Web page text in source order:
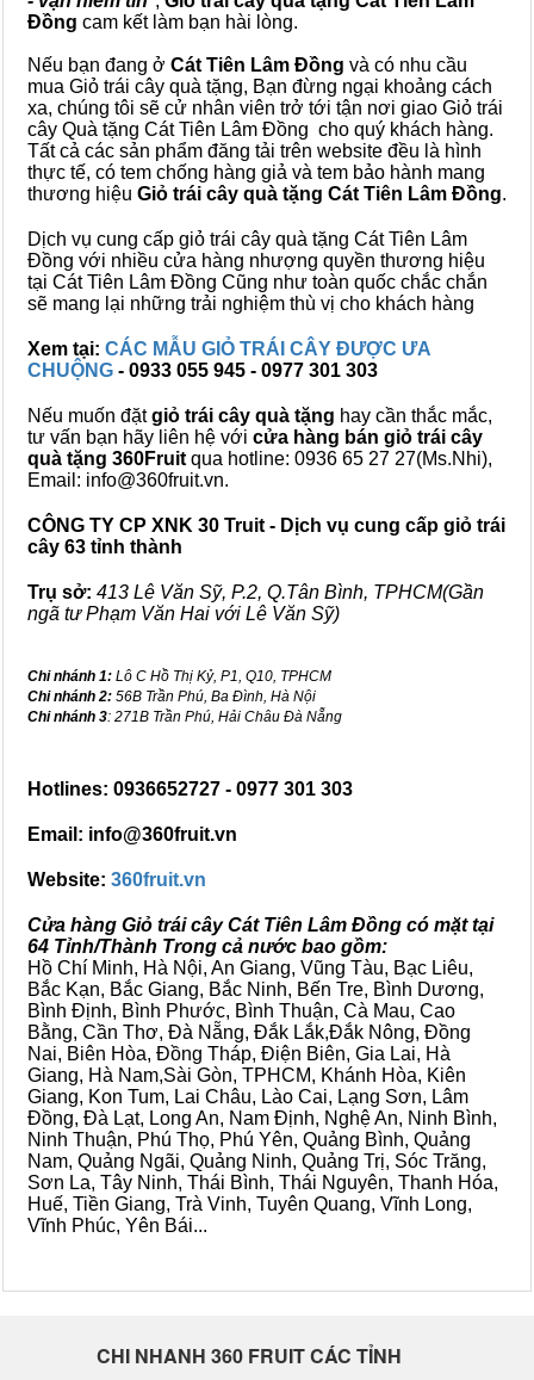
Đồng cam kết làm bạn hài lòng.
Nếu bạn đang ở Cát Tiên Lâm Đồng và có nhu cầu
mua Giỏ trái cây quà tặng, Bạn đừng ngại khoảng cách
xa, chúng tôi sẽ cử nhân viên trở tới tận nơi giao Giỏ trái
cây Quà tặng Cát Tiên Lâm Đồng cho quý khách hàng.
Tất cả các sản phẩm đăng tải trên website đều là hình
thực tế, có tem chống hàng giả và tem bảo hành mang
thương hiệu Giỏ trái cây quà tặng Cát Tiên Lâm Đồng.
Dịch vụ cung cấp giỏ trái cây quà tặng Cát Tiên Lâm
Đồng với nhiều cửa hàng nhượng quyền thương hiệu
tại Cát Tiên Lâm Đồng Cũng như toàn quốc chắc chắn
sẽ mang lại những trải nghiệm thù vị cho khách hàng
Xem tại: CÁC MẪU GIỎ TRÁI CÂY ĐƯỢC ƯA
CHUỘNG - 0933 055 945 - 0977 301 303
Nếu muốn đặtgiỏ trái cây quà tặng hay cần thắc mắc,
tư vấn bạn hãy liên hệ với cửa hàng bán giỏ trái cây
quà tặng 360Fruit qua hotline: 0936 65 27 27(Ms.Nhi),
Email: info@360fruit.vn.
CÔNG TY CP XNK 30 Truit - Dịch vụ cung cấp giỏ trái
cây 63 tỉnh thành
Trụ sở: 413 Lê Văn Sỹ, P.2, Q.Tân Bình, TPHCM(Gần
ngã tư Phạm Văn Hai với Lê Văn Sỹ)
Chi nhánh 1: Lô C Hồ Thị Kỷ, P1, Q10, TPHCM
Chi nhánh 2: 56B Trần Phú, Ba Đình, Hà Nội
Chi nhánh 3: 271B Trần Phú, Hải Châu Đà Nẵng
Hotlines: 0936652727 - 0977 301 303
Email: info@360fruit.vn
Website: 360fruit.vn
Cửa hàng Giỏ trái cây Cát Tiên Lâm Đồng có mặt tại
64 Tỉnh/Thành Trong cả nước bao gồm:
Hồ Chí Minh, Hà Nội, An Giang, Vũng Tàu, Bạc Liêu,
Bắc Kạn, Bắc Giang, Bắc Ninh, Bến Tre, Bình Dương,
Bình Định, Bình Phước, Bình Thuận, Cà Mau, Cao
Bằng, Cần Thơ, Đà Nẵng, Đắk Lắk,Đắk Nông, Đồng
Nai, Biên Hòa, Đồng Tháp, Điện Biên, Gia Lai, Hà
Giang, Hà Nam,Sài Gòn, TPHCM, Khánh Hòa, Kiên
Giang, Kon Tum, Lai Châu, Lào Cai, Lạng Sơn, Lâm
Đồng, Đà Lạt, Long An, Nam Định, Nghệ An, Ninh Bình,
Ninh Thuận, Phú Thọ, Phú Yên, Quảng Bình, Quảng
Nam, Quảng Ngãi, Quảng Ninh, Quảng Trị, Sóc Trăng,
Sơn La, Tây Ninh, Thái Bình, Thái Nguyên, Thanh Hóa,
Huế, Tiền Giang, Trà Vinh, Tuyên Quang, Vĩnh Long,
Vĩnh Phúc, Yên Bái...
CHI NHANH 360 FRUIT CÁC TỈNH